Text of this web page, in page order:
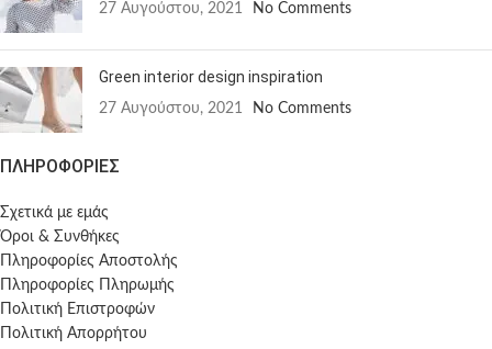
27 Αυγούστου, 2021 No Comments
Green interior design inspiration
27 Αυγούστου, 2021 No Comments
ΠΛΗΡΟΦΟΡΙΕΣ
Σχετικά με εμάς
Όροι & Συνθήκες
Πληροφορίες Αποστολής
Πληροφορίες Πληρωμής
Πολιτική Επιστροφών
Πολιτική Απορρήτου